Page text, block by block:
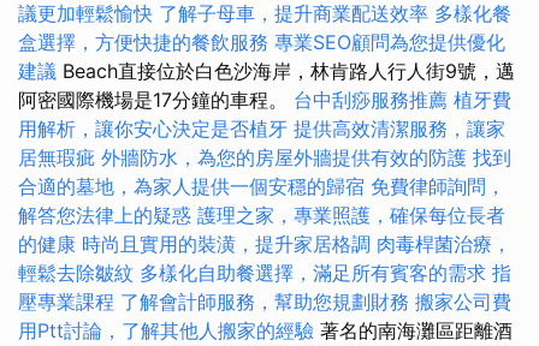
議更加輕鬆愉快 了解子母車，提升商業配送效率 多樣化餐
盒選擇，方便快捷的餐飲服務 專業SEO顧問為您提供優化
建議 Beach直接位於白色沙海岸，林肯路人行人街9號，邁
阿密國際機場是17分鐘的車程。 台中刮痧服務推薦 植牙費
用解析，讓你安心決定是否植牙 提供高效清潔服務，讓家
居無瑕疵 外牆防水，為您的房屋外牆提供有效的防護 找到
合適的墓地，為家人提供一個安穩的歸宿 免費律師詢問，
解答您法律上的疑惑 護理之家，專業照護，確保每位長者
的健康 時尚且實用的裝潢，提升家居格調 肉毒桿菌治療，
輕鬆去除皺紋 多樣化自助餐選擇，滿足所有賓客的需求 指
壓專業課程 了解會計師服務，幫助您規劃財務 搬家公司費
用Ptt討論，了解其他人搬家的經驗 著名的南海灘區距離酒